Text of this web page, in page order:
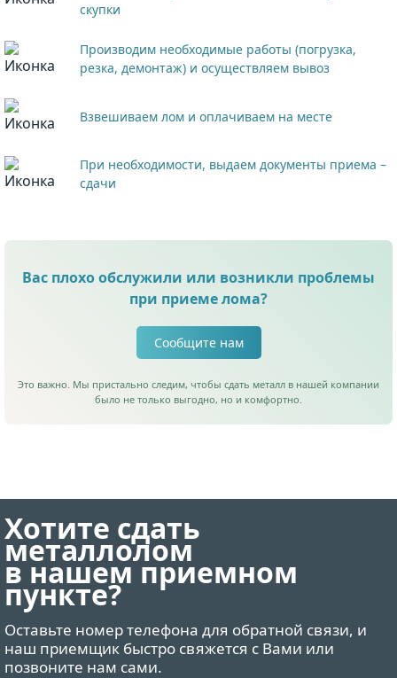
скупки
Производим необходимые работы (погрузка,
резка, демонтаж) и осуществляем вывоз
Взвешиваем лом и оплачиваем на месте
При необходимости, выдаем документы приема –
сдачи
Вас плохо обслужили или возникли проблемы
при приеме лома?
Сообщите нам
Это важно. Мы пристально следим, чтобы сдать металл в нашей компании
было не только выгодно, но и комфортно.
Хотите сдать
металлолом
в нашем приемном
пункте?
Оставьте номер телефона для обратной связи, и
наш приемщик быстро свяжется с Вами или
позвоните нам сами.